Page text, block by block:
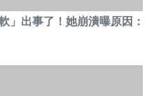
」出事了！她崩潰曝原因：